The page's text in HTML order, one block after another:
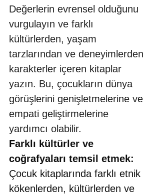
Değerlerin evrensel olduğunu
vurgulayın ve farklı
kültürlerden, yaşam
tarzlarından ve deneyimlerden
karakterler içeren kitaplar
yazın. Bu, çocukların dünya
görüşlerini genişletmelerine ve
empati geliştirmelerine
yardımcı olabilir.
Farklı kültürler ve
coğrafyaları temsil etmek:
Çocuk kitaplarında farklı etnik
kökenlerden, kültürlerden ve